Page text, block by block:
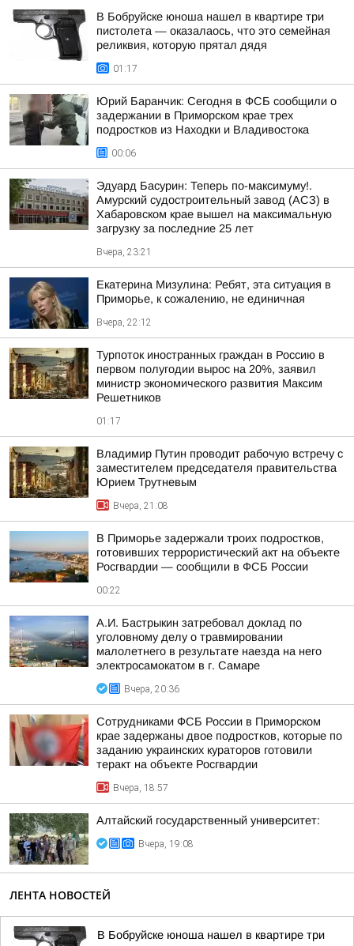
В Бобруйске юноша нашел в квартире три
пистолета — оказалаось, что это семейная
реликвия, которую прятал дядя
01:17
Юрий Баранчик: Сегодня в ФСБ сообщили о
задержании в Приморском крае трех
подростков из Находки и Владивостока
00:06
Эдуард Басурин: Теперь по-максимуму!.
Амурский судостроительный завод (АСЗ) в
Хабаровском крае вышел на максимальную
загрузку за последние 25 лет
Вчера, 23:21
Екатерина Мизулина: Ребят, эта ситуация в
Приморье, к сожалению, не единичная
Вчера, 22:12
Турпоток иностранных граждан в Россию в
первом полугодии вырос на 20%, заявил
министр экономического развития Максим
Решетников
01:17
Владимир Путин проводит рабочую встречу с
заместителем председателя правительства
Юрием Трутневым
Вчера, 21:08
В Приморье задержали троих подростков,
готовивших террористический акт на объекте
Росгвардии — сообщили в ФСБ России
00:22
А.И. Бастрыкин затребовал доклад по
уголовному делу о травмировании
малолетнего в результате наезда на него
электросамокатом в г. Самаре
Вчера, 20:36
Сотрудниками ФСБ России в Приморском
крае задержаны двое подростков, которые по
заданию украинских кураторов готовили
теракт на объекте Росгвардии
Вчера, 18:57
Алтайский государственный университет:
Вчера, 19:08
ЛЕНТА НОВОСТЕЙ
В Бобруйске юноша нашел в квартире три